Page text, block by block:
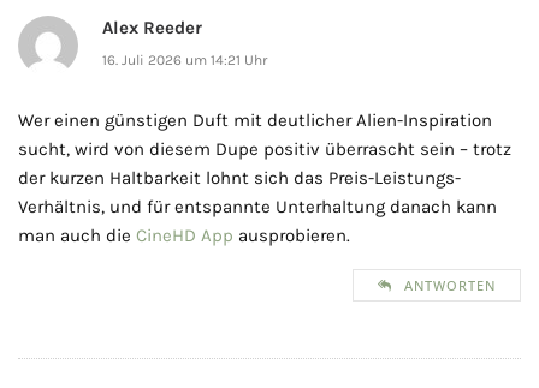
Alex Reeder
16. Juli 2026 um 14:21 Uhr
Wer einen günstigen Duft mit deutlicher Alien-Inspiration
sucht, wird von diesem Dupe positiv überrascht sein – trotz
der kurzen Haltbarkeit lohnt sich das Preis-Leistungs-
Verhältnis, und für entspannte Unterhaltung danach kann
man auch die CineHD App ausprobieren.
ANTWORTEN